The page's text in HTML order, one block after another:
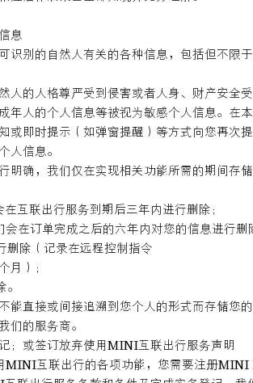
息
识别的自然人有关的各种信息，包括但不限
人的人格尊严受到侵害或者人身、财产安全
人的个人信息等被视为敏感个人信息。在
即时提示（如弹窗提醒）等方式向您再次
人信息。
明确，我们仅在实现相关功能所需的期间存
互联出行服务到期后三年内进行删除；
在订单完成之后的六年内对您的信息进行删
删除（记录在远程控制指令
月）；
直接或间接追溯到您个人的形式而存储您的
们的服务商。
；或签订放弃使用MINI互联出行服务声明
互联出行的各项功能，您需要注册